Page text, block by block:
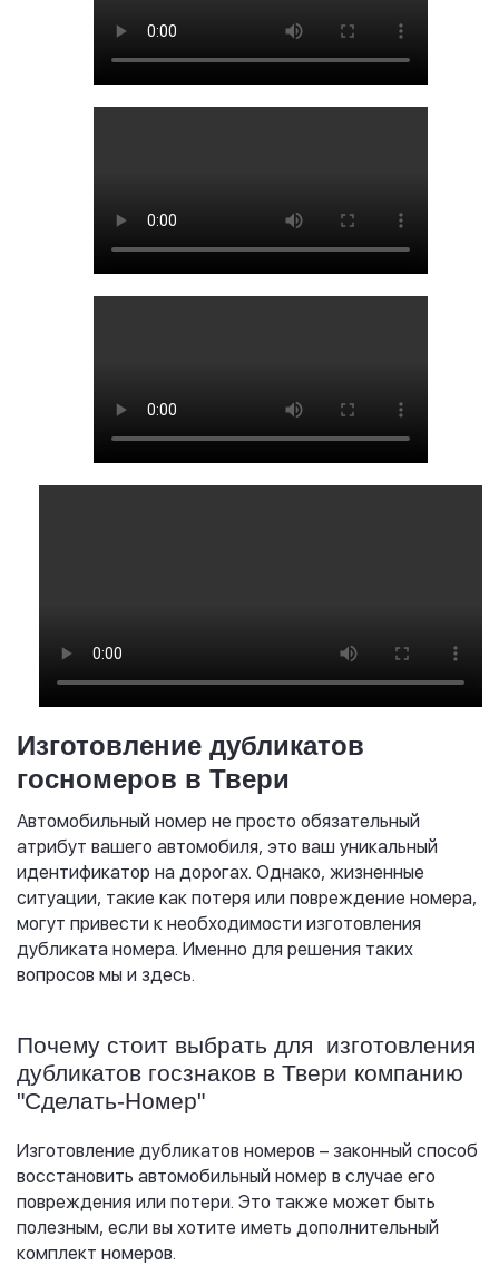
Изготовление дубликатов
госномеров в Твери
Автомобильный номер не просто обязательный
атрибут вашего автомобиля, это ваш уникальный
идентификатор на дорогах. Однако, жизненные
ситуации, такие как потеря или повреждение номера,
могут привести к необходимости изготовления
дубликата номера. Именно для решения таких
вопросов мы и здесь.
Почему стоит выбрать для изготовления
дубликатов госзнаков в Твери компанию
"Сделать-Номер"
Изготовление дубликатов номеров – законный способ
восстановить автомобильный номер в случае его
повреждения или потери. Это также может быть
полезным, если вы хотите иметь дополнительный
комплект номеров.